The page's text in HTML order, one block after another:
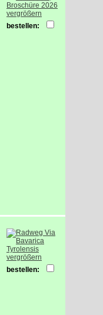
vergrößern
bestellen:
vergrößern
bestellen: